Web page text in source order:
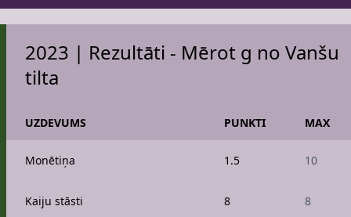
2023 | Rezultāti - Mērot g no Vanšu
tilta
UZDEVUMS PUNKTI MAX
Monētiņa 1.5 10
Kaiju stāsti 8 8